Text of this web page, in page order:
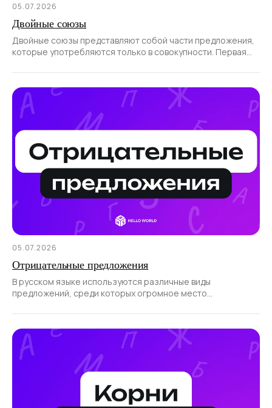
05.07.2026
Двойные союзы
Двойные союзы представляют собой части предложения,
которые употребляются только в совокупности. Первая
05.07.2026
Отрицательные предложения
В русском языке используются различные виды
предложений, среди которых огромное место